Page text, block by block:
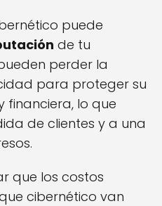
puede
de tu
perder la
para proteger su
financiera, lo que
de clientes y a una
que los costos
cibernético van